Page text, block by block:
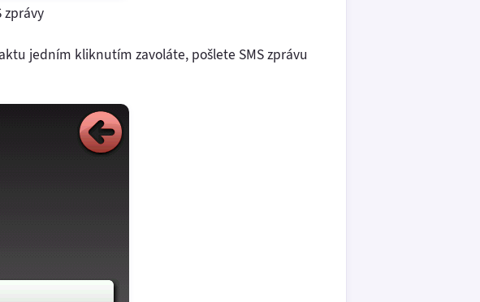
zprávy
jedním kliknutím zavoláte, pošlete SMS zprávu